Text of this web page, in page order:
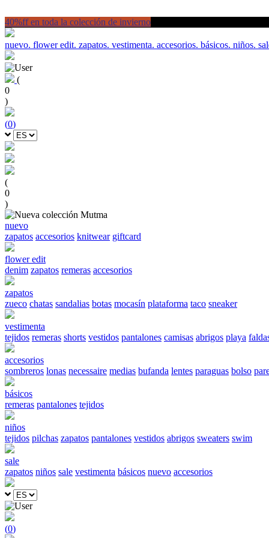
40%ff en toda la colección de invierno
nuevo. flower edit. zapatos. vestimenta. accesorios. básicos. niños.
(
0
)
(0)
(
0
)
nuevo
zapatos accesorios knitwear giftcard
flower edit
denim zapatos remeras accesorios
zapatos
zueco chatas sandalias botas mocasín plataforma taco sneaker
vestimenta
tejidos remeras shorts vestidos pantalones camisas abrigos playa
accesorios
sombreros lonas necessaire medias bufanda lentes paraguas bolso
básicos
remeras pantalones tejidos
niños
tejidos pilchas zapatos pantalones vestidos abrigos sweaters swim
sale
zapatos niños sale vestimenta básicos nuevo accesorios
(0)